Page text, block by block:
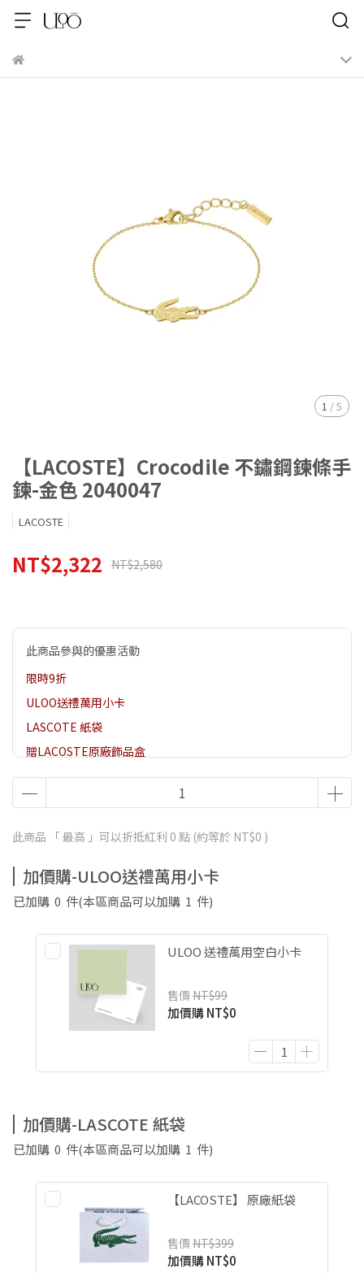
1 /5
【LACOSTE】Crocodile 不鏽鋼鍊條手
鍊-金色 2040047
LACOSTE
NT$2,322 NT$2,580
此商品參與的優惠活動
限時9折
ULOO送禮萬用小卡
LASCOTE 紙袋
贈LACOSTE原廠飾品盒
此商品 「 最高 」可以折抵紅利 0 點 (約等於 NT$0 )
加價購-ULOO送禮萬用小卡
已加購 0 件(本區商品可以加購 1 件)
ULOO 送禮萬用空白小卡
售價 NT$99
加價購NT$0
加價購-LASCOTE 紙袋
已加購 0 件(本區商品可以加購 1 件)
【LACOSTE】 原廠紙袋
售價 NT$399
加價購NT$0